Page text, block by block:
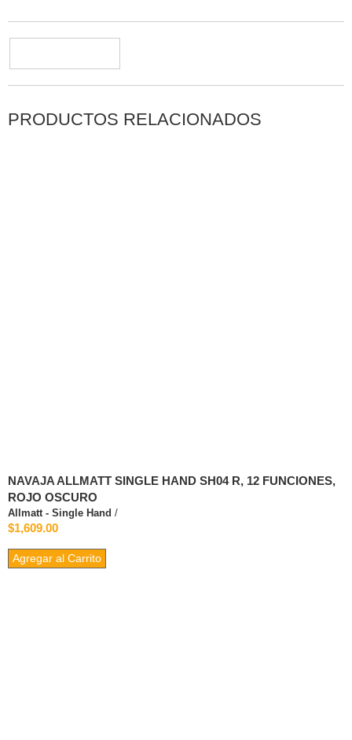
PRODUCTOS RELACIONADOS
NAVAJA ALLMATT SINGLE HAND SH04 R, 12 FUNCIONES,
ROJO OSCURO
Allmatt - Single Hand /
$1,609.00
Agregar al Carrito